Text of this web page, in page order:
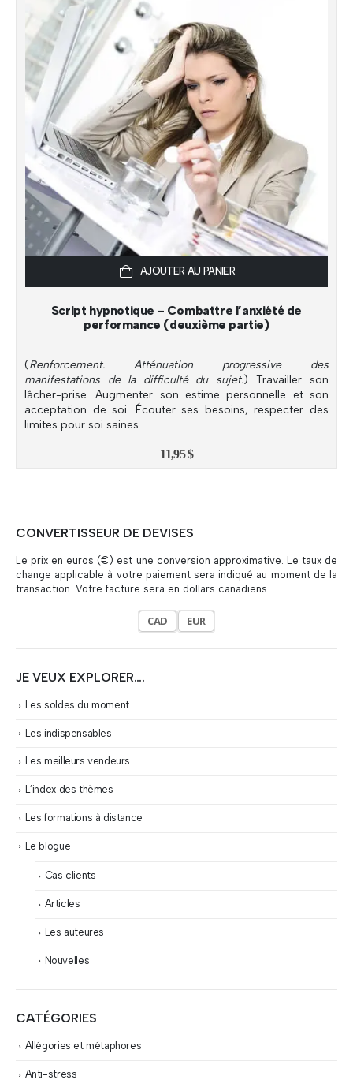
AJOUTER AU PANIER
Script hypnotique - Combattre l’anxiété de
performance (deuxième partie)
(Renforcement. Atténuation progressive des
manifestations de la difficulté du sujet.) Travailler son
lâcher-prise. Augmenter son estime personnelle et son
acceptation de soi. Écouter ses besoins, respecter des
limites pour soi saines.
11,95$
CONVERTISSEUR DE DEVISES
Le prix en euros (€) est une conversion approximative. Le taux de
change applicable à votre paiement sera indiqué au moment de la
transaction. Votre facture sera en dollars canadiens.
CAD EUR
JE VEUX EXPLORER….
Les soldes du moment
Les indispensables
Les meilleurs vendeurs
L’index des thèmes
Les formations à distance
Le blogue
Cas clients
Articles
Les auteures
Nouvelles
CATÉGORIES
Allégories et métaphores
Anti-stress